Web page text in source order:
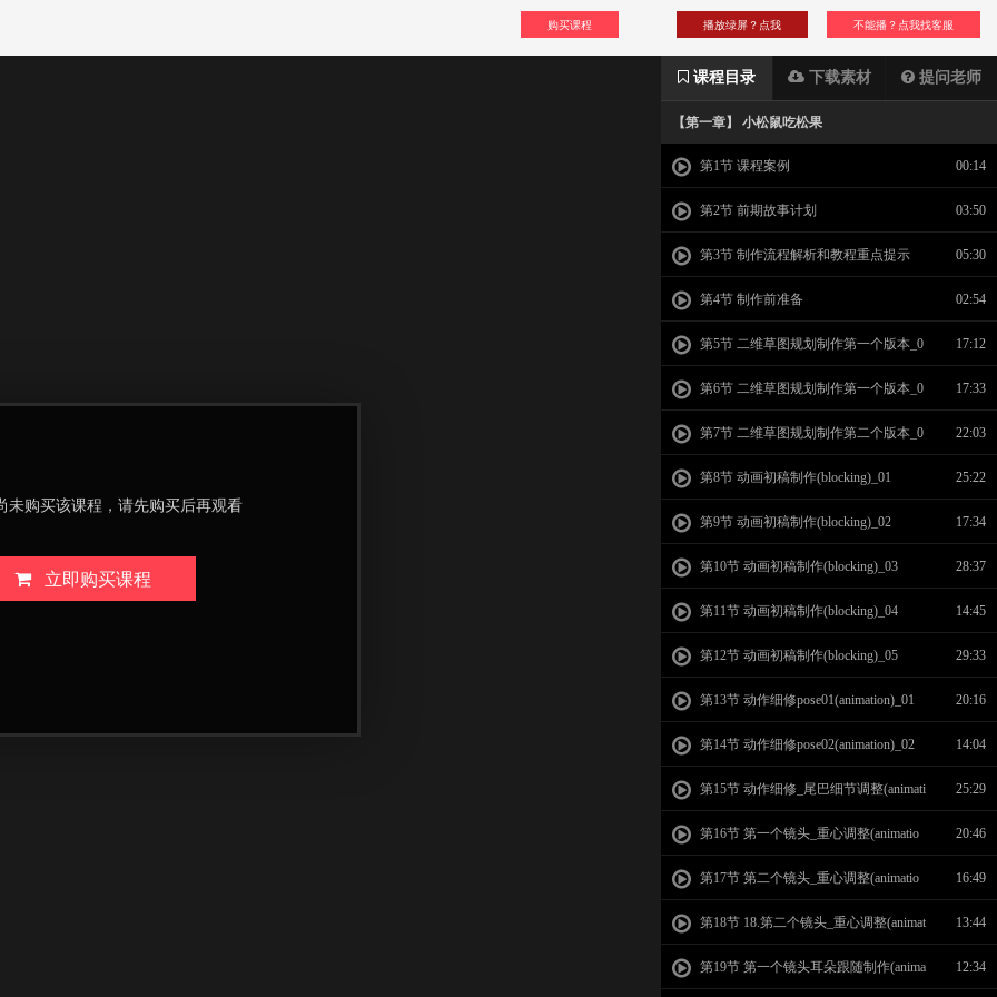
购买课程 不能播？点我找客服
播放绿屏？点我
课程目录 下载素材 提问老师
【第一章】 小松鼠吃松果
第1节 课程案例 00:14
第2节 前期故事计划 03:50
第3节 制作流程解析和教程重点提示 05:30
第4节 制作前准备 02:54
第5节 二维草图规划制作第一个版本_0
1
17:12
第6节 二维草图规划制作第一个版本_0
2
17:33
第7节 二维草图规划制作第二个版本_0
1
22:03
第8节 动画初稿制作(blocking)_01 25:22
第9节 动画初稿制作(blocking)_02 17:34
第10节 动画初稿制作(blocking)_03 28:37
第11节 动画初稿制作(blocking)_04 14:45
第12节 动画初稿制作(blocking)_05 29:33
第13节 动作细修pose01(animation)_01 20:16
第14节 动作细修pose02(animation)_02 14:04
第15节 动作细修_尾巴细节调整(animati
on)_03
25:29
第16节 第一个镜头_重心调整(animatio
n)_04
20:46
第17节 第二个镜头_重心调整(animatio
n)_05
16:49
第18节 18.第二个镜头_重心调整(animat
ion)_06_01
13:44
第19节 第一个镜头耳朵跟随制作(anima 12:34
未购买该课程，请先购买后再观看
立即购买课程